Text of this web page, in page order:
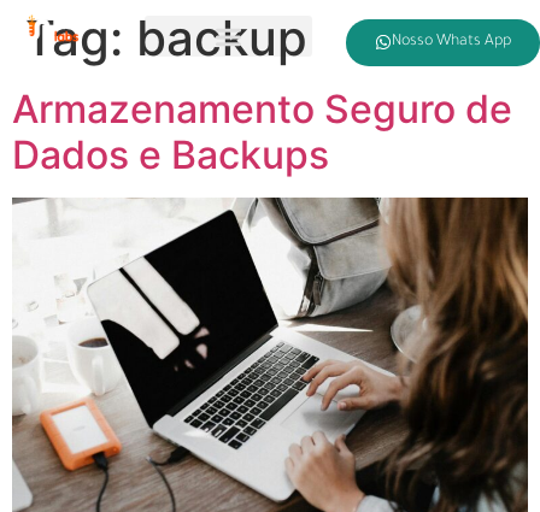
Nosso Whats App
Tag: backup
Armazenamento Seguro de
Dados e Backups